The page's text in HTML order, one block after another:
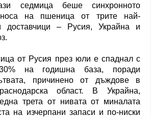
седмица беше синхронното
на пшеница от трите най-
доставчици – Русия, Украйна и
от Русия през юли е спаднал с
30% на годишна база, поради
причинено от дъждове в
област. В Украйна,
трета от нивата от миналата
на изчерпани запаси и по-ниски